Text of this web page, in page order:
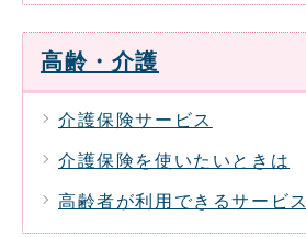
高齢・介護
介護保険サービス
介護保険を使いたいときは
高齢者が利用できるサービス